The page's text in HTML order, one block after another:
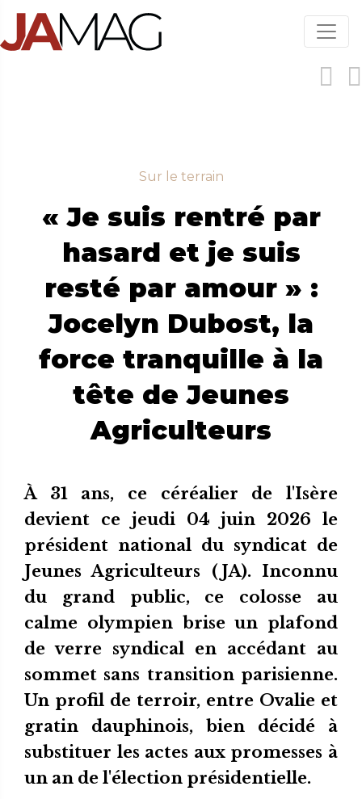
Aller
contenu
Sur le terrain
« Je suis rentré par
hasard et je suis
resté par amour » :
Jocelyn Dubost, la
force tranquille à la
tête de Jeunes
Agriculteurs
À 31 ans, ce céréalier de l'Isère
devient ce jeudi 04 juin 2026 le
président national du syndicat de
Jeunes Agriculteurs (JA). Inconnu
du grand public, ce colosse au
calme olympien brise un plafond
de verre syndical en accédant au
sommet sans transition parisienne.
Un profil de terroir, entre Ovalie et
gratin dauphinois, bien décidé à
substituer les actes aux promesses à
un an de l'élection présidentielle.